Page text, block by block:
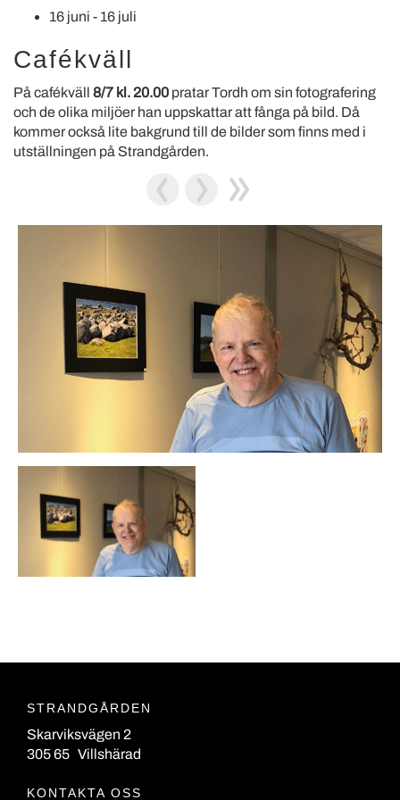
16 juni - 16 juli
Cafékväll
På cafékväll 8/7 kl. 20.00 pratar Tordh om sin fotografering
och de olika miljöer han uppskattar att fånga på bild. Då
kommer också lite bakgrund till de bilder som finns med i
utställningen på Strandgården.
STRANDGÅRDEN
Skarviksvägen 2
305 65 Villshärad
KONTAKTA OSS